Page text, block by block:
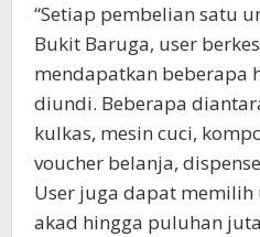
“Setiap pembelian satu
Bukit Baruga, user
mendapatkan beberapa
diundi. Beberapa
kulkas, mesin cuci,
voucher belanja,
User juga dapat memilih
akad hingga puluhan